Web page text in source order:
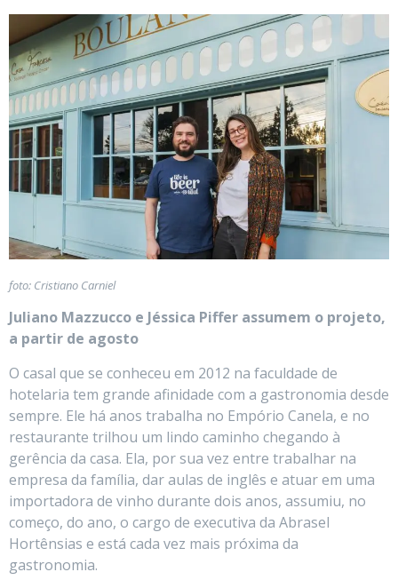
foto: Cristiano Carniel
Juliano Mazzucco e Jéssica Piffer assumem o projeto,
a partir de agosto
O casal que se conheceu em 2012 na faculdade de
hotelaria tem grande afinidade com a gastronomia desde
sempre. Ele há anos trabalha no Empório Canela, e no
restaurante trilhou um lindo caminho chegando à
gerência da casa. Ela, por sua vez entre trabalhar na
empresa da família, dar aulas de inglês e atuar em uma
importadora de vinho durante dois anos, assumiu, no
começo, do ano, o cargo de executiva da Abrasel
Hortênsias e está cada vez mais próxima da
gastronomia.